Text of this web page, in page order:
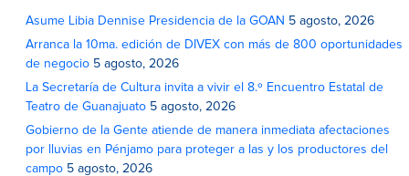
Asume Libia Dennise Presidencia de la GOAN 5 agosto, 2026
Arranca la 10ma. edición de DIVEX con más de 800 oportunidades
de negocio 5 agosto, 2026
La Secretaría de Cultura invita a vivir el 8.º Encuentro Estatal de
Teatro de Guanajuato 5 agosto, 2026
Gobierno de la Gente atiende de manera inmediata afectaciones
por lluvias en Pénjamo para proteger a las y los productores del
campo 5 agosto, 2026